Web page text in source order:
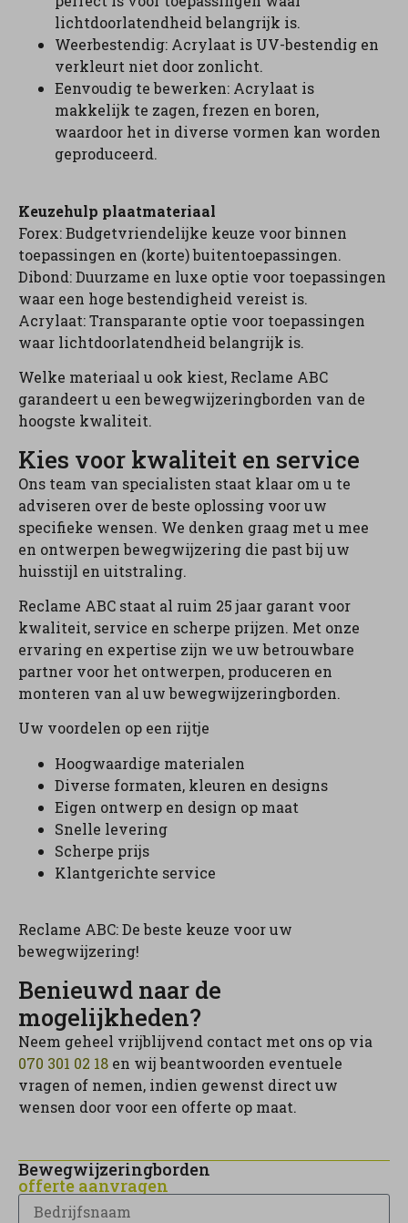
lichtdoorlatendheid belangrijk is.
Weerbestendig: Acrylaat is UV-bestendig en
verkleurt niet door zonlicht.
Eenvoudig te bewerken: Acrylaat is
makkelijk te zagen, frezen en boren,
waardoor het in diverse vormen kan worden
geproduceerd.
Keuzehulp plaatmateriaal
Forex: Budgetvriendelijke keuze voor binnen
toepassingen en (korte) buitentoepassingen.
Dibond: Duurzame en luxe optie voor toepassingen
waar een hoge bestendigheid vereist is.
Acrylaat: Transparante optie voor toepassingen
waar lichtdoorlatendheid belangrijk is.
Welke materiaal u ook kiest, Reclame ABC
garandeert u een bewegwijzeringborden van de
hoogste kwaliteit.
Kies voor kwaliteit en service
Ons team van specialisten staat klaar om u te
adviseren over de beste oplossing voor uw
specifieke wensen. We denken graag met u mee
en ontwerpen bewegwijzering die past bij uw
huisstijl en uitstraling.
Reclame ABC staat al ruim 25 jaar garant voor
kwaliteit, service en scherpe prijzen. Met onze
ervaring en expertise zijn we uw betrouwbare
partner voor het ontwerpen, produceren en
monteren van al uw bewegwijzeringborden.
Uw voordelen op een rijtje
Hoogwaardige materialen
Diverse formaten, kleuren en designs
Eigen ontwerp en design op maat
Snelle levering
Scherpe prijs
Klantgerichte service
Reclame ABC: De beste keuze voor uw
bewegwijzering!
Benieuwd naar de
mogelijkheden?
Neem geheel vrijblijvend contact met ons op via
070 301 02 18 en wij beantwoorden eventuele
vragen of nemen, indien gewenst direct uw
wensen door voor een offerte op maat.
Bewegwijzeringborden
offerte aanvragen